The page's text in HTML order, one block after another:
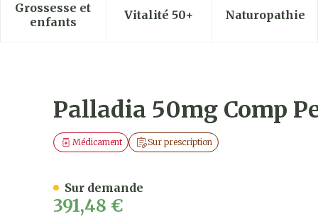
catégorie Beauté, soins et hygiène
sous-menu pour la catégorie Régime,
Grossesse et
enfantsAfficher le sous-menu pour la catégorie
Vitalité 50+Afficher le sous-menu
Naturopathie
Afficher
X 5 Chiens
Palladia 50mg Comp
Sur prescription
Médicament
391,48 €
Sur demande